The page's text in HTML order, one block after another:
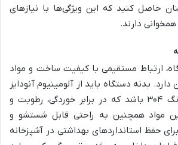
حاصل کنید که این ویژگی‌ها با نیازهای
دارند.
ارتباط مستقیمی با کیفیت ساخت و مواد
دارد. بدنه دستگاه باید از آلومینیوم آنودایز
شده یا استیل ضد زنگ ۳۰۴ باشد که در برابر خوردگی، رطوبت و
مواد همچنین به راحتی قابل شستشو و
حفظ استانداردهای بهداشتی در آشپزخانه